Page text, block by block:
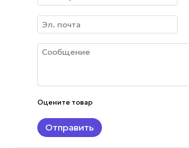
Оцените товар
Отправить